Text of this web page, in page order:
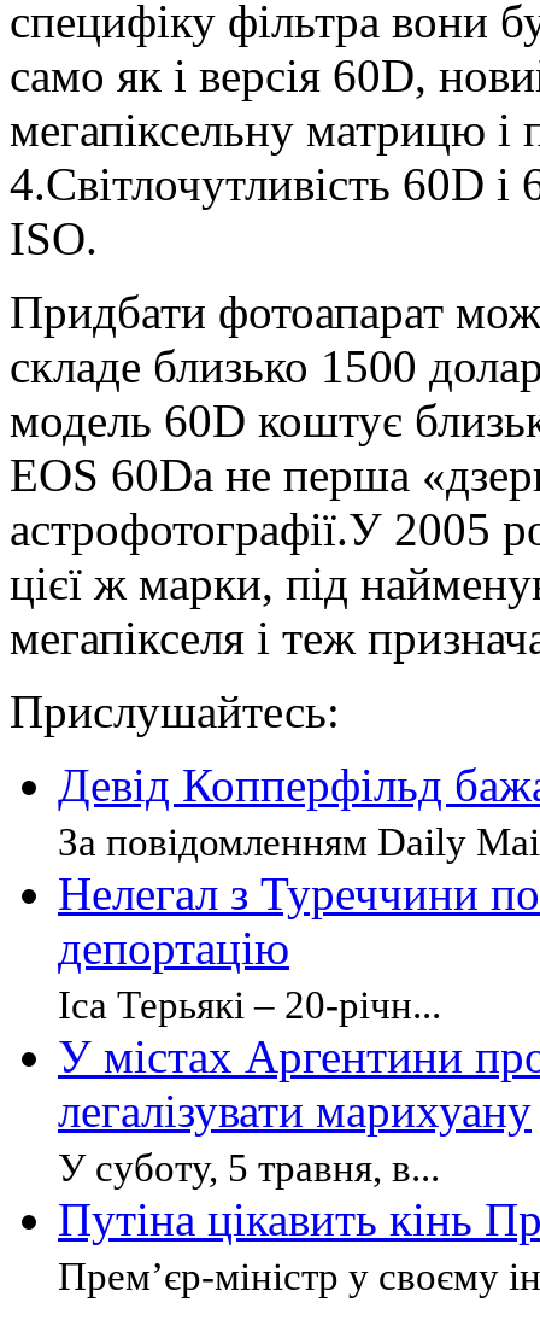
специфіку фільтра вони
само як і версія 60D,
мегапіксельну матрицю
4.Світлочутливість 60D
ISO.
Придбати фотоапарат
складе близько 1500
модель 60D коштує
EOS 60Da не перша
астрофотографії.У 2005
цієї ж марки, під
мегапікселя і теж
Прислушайтесь:
Девід Копперфільд
За повідомленням Daily
Нелегал з Туреччини
депортацію
Іса Терьякі – 20-річн...
У містах Аргентини
легалізувати марихуану
У суботу, 5 травня, в...
Путіна цікавить кінь
Прем’єр-міністр у своєму